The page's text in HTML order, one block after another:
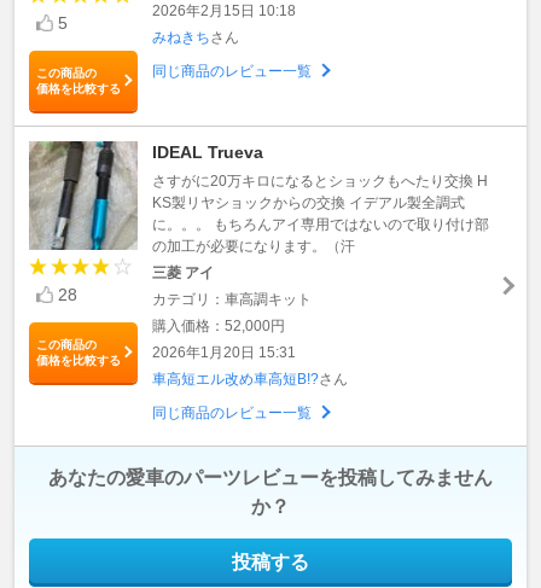
5
この商品の
価格を比較する
2026年2月15日 10:18
みねきちさん
同じ商品のレビュー一覧
28
この商品の
価格を比較する
IDEAL Trueva
さすがに20万キロになるとショックもへたり交換 H
KS製リヤショックからの交換 イデアル製全調式
に。。。 もちろんアイ専用ではないので取り付け部
の加工が必要になります。（汗
三菱 アイ
カテゴリ：車高調キット
購入価格：52,000円
2026年1月20日 15:31
車高短エル改め車高短B!?さん
同じ商品のレビュー一覧
あなたの愛車のパーツレビューを投稿してみません
か？
投稿する